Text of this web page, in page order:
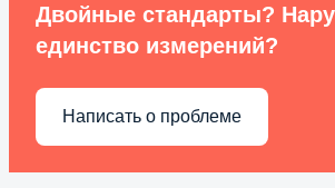
Двойные стандарты?
единство измерений?
Написать о проблеме